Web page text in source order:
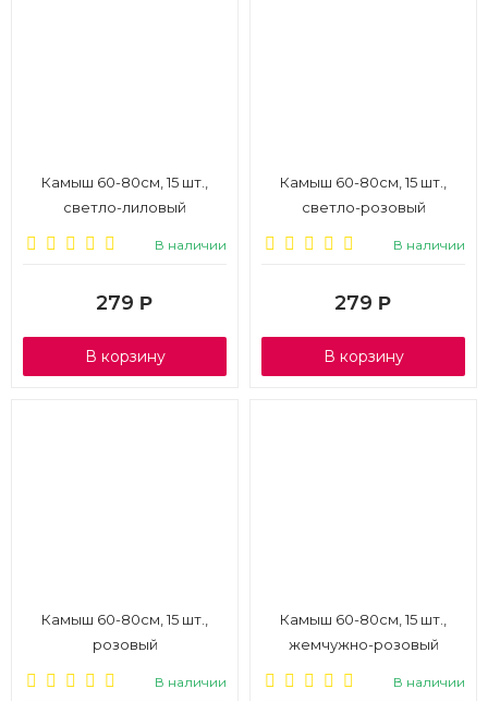
Камыш 60-80см, 15 шт.,
светло-лиловый
В наличии
279 Р
В корзину
Камыш 60-80см, 15 шт.,
светло-розовый
В наличии
279 Р
В корзину
Камыш 60-80см, 15 шт.,
розовый
В наличии
Камыш 60-80см, 15 шт.,
жемчужно-розовый
В наличии